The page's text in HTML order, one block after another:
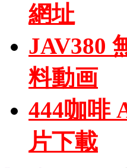
網址
JAV380
料動画
444咖啡
片下載